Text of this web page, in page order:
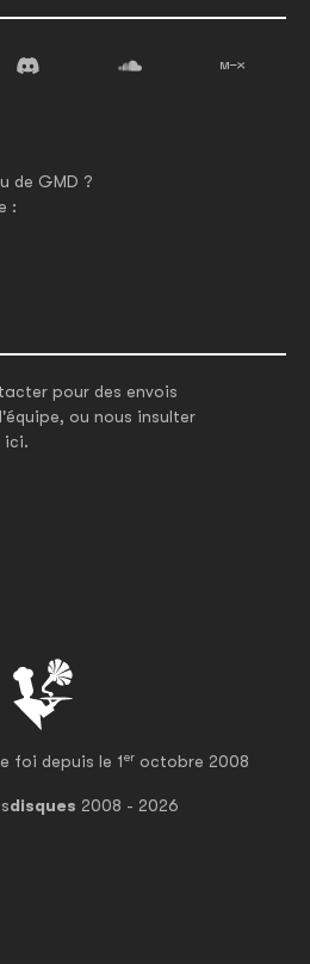
foi depuis le 1er octobre 2008
disques 2008 - 2026
de GMD ?
:
pour des envois
ou nous insulter
ici.